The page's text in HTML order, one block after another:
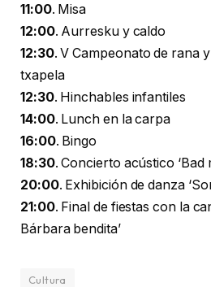
11:00. Misa
12:00. Aurresku y caldo
12:30. V Campeonato de rana
txapela
12:30. Hinchables infantiles
14:00. Lunch en la carpa
16:00. Bingo
18:30. Concierto acústico ‘Bad
20:00. Exhibición de danza
21:00. Final de fiestas con la
Bárbara bendita’
Cultura